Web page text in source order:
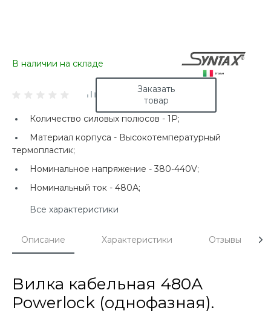
В наличии на складе
Заказать
товар
Количество силовых полюсов - 1P;
Материал корпуса - Высокотемпературный
термопластик;
Номинальное напряжение - 380-440V;
Номинальный ток - 480А;
Все характеристики
Описание Характеристики Отзывы
Вилка кабельная 480А
Powerlock (однофазная).